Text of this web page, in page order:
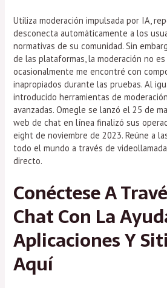
Utiliza moderación impulsada por IA,
desconecta automáticamente a los
normativas de su comunidad. Sin
de las plataformas, la moderación no
ocasionalmente me encontré con
inapropiados durante las pruebas. Al
introducido herramientas de
avanzadas. Omegle se lanzó el 25 de
web de chat en línea finalizó sus
eight de noviembre de 2023. Reúne a
todo el mundo a través de
directo.
Conéctese A
Chat Con La
Aplicaciones Y
Aquí